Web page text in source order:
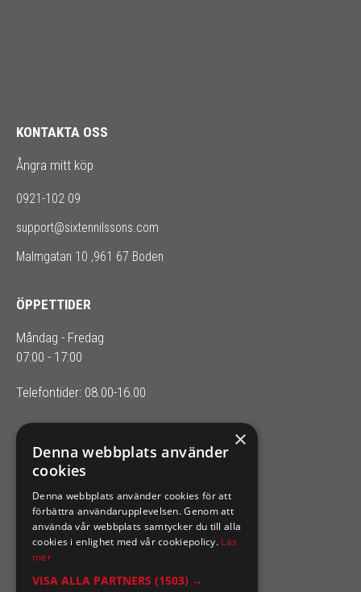
KONTAKTA OSS
Ångra mitt köp
0921-102 09
support@sixtennilssons.com
Malmgatan 10 ,961 67 Boden
ÖPPETTIDER
Måndag - Fredag
07:00 - 17:00
Telefontider: 08.00-16.00
SIXTEN NILSSONS
Organisationsnummer 556164-2652
×
Denna webbplats använder
cookies
Denna webbplats använder cookies för att
förbättra användarupplevelsen. Genom att
använda vår webbplats samtycker du till alla
cookies i enlighet med vår cookiepolicy. Läs
mer
VISA ALLA PARTNERS (1503) →